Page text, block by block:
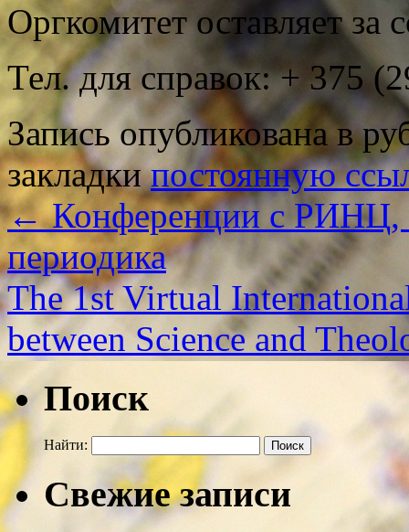
Оргкомитет оставляет за
Тел. для справок: + 375
Запись опубликована в
закладкипостоянную
←Конференции с РИНЦ,
периодика
The 1st Virtual
between Science and
Поиск
Найти:
Свежие записи